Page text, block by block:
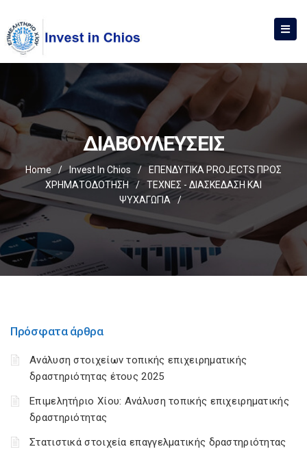
ΔΙΑΒΟΥΛΕΥΣΕΙΣ
Home / Invest In Chios /
ΕΠΕΝΔΥΤΙΚΑ PROJECTS ΠΡΟΣ
ΧΡΗΜΑΤΟΔΟΤΗΣΗ
/
ΤΕΧΝΕΣ - ΔΙΑΣΚΕΔΑΣΗ ΚΑΙ
ΨΥΧΑΓΩΓΙΑ
/
Πρόσφατα άρθρα
Ανάλυση στοιχείων τοπικής επιχειρηματικής
δραστηριότητας έτους 2025
Επιμελητήριο Χίου: Aνάλυση τοπικής επιχειρηματικής
δραστηριότητας
Στατιστικά στοιχεία επαγγελματικής δραστηριότητας